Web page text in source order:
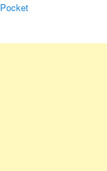
Pocket